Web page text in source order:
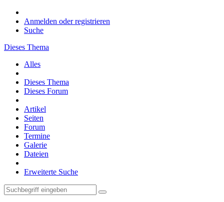
Anmelden oder registrieren
Suche
Dieses Thema
Alles
Dieses Thema
Dieses Forum
Artikel
Seiten
Forum
Termine
Galerie
Dateien
Erweiterte Suche